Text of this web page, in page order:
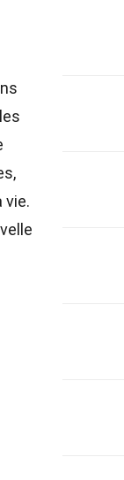
vie.